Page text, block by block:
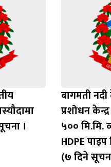
।
बागमती
प्रशोधन
५००
HDPE
(७ दिने